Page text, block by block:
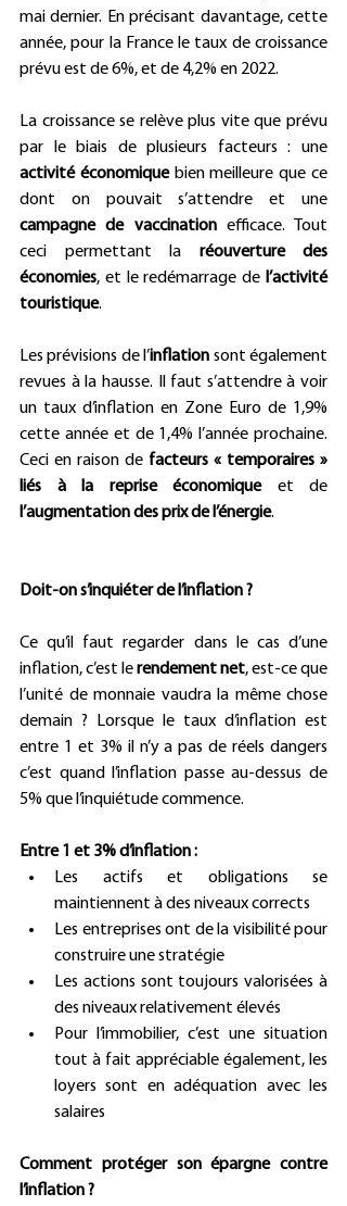
mai dernier. En précisant davantage, cette
année, pour la France le taux de croissance
prévu est de 6%, et de 4,2% en 2022.
La croissance se relève plus vite que prévu
activité économique bien meilleure que ce
campagne de vaccination efficace. Tout
ceci permettant la réouverture des
économies, et le redémarrage de l’activité
touristique.
Les prévisions de l’inflation sont également
revues à la hausse. Il faut s’attendre à voir
un taux d’inflation en Zone Euro de 1,9%
cette année et de 1,4% l’année prochaine.
Ceci en raison de facteurs « temporaires »
liés à la reprise économique
l’augmentation des prix de l’énergie.
Doit-on s’inquiéter de l’inflation ?
Ce qu’il faut regarder dans le cas d’une
inflation, c’est le rendement net, est-ce que
l’unité de monnaie vaudra la même chose
demain ? Lorsque le taux d’inflation est
entre 1 et 3% il n’y a pas de réels dangers
c’est quand l’inflation passe au-dessus de
5% que l’inquiétude commence.
Entre 1 et 3% d’inflation :
Les actifs et obligations se
maintiennent à des niveaux corrects
Les entreprises ont de la visibilité pour
construire une stratégie
Les actions sont toujours valorisées à
des niveaux relativement élevés
Pour l’immobilier, c’est une situation
tout à fait appréciable également, les
loyers sont en adéquation avec les
salaires
Comment protéger son épargne contre
l’inflation ?